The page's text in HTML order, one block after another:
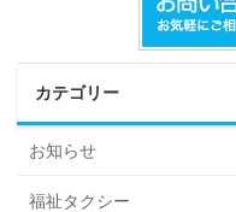
カテゴリー
お知らせ
福祉タクシー